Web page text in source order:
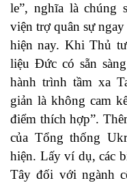
le”, nghĩa là chúng
viện trợ quân sự
hiện nay. Khi Thủ
liệu Đức có sẵn
hành trình tầm xa
giản là không cam
điểm thích hợp”.
của Tổng thống
hiện. Lấy ví dụ, các
Tây đối với ngành